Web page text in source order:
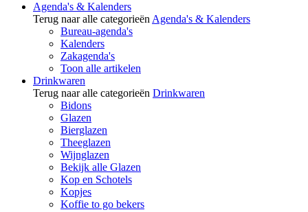
Agenda's & Kalenders
Terug naar alle categorieën Agenda's & Kalenders
Bureau-agenda's
Kalenders
Zakagenda's
Toon alle artikelen
Drinkwaren
Terug naar alle categorieën Drinkwaren
Bidons
Glazen
Bierglazen
Theeglazen
Wijnglazen
Bekijk alle Glazen
Kop en Schotels
Kopjes
Koffie to go bekers